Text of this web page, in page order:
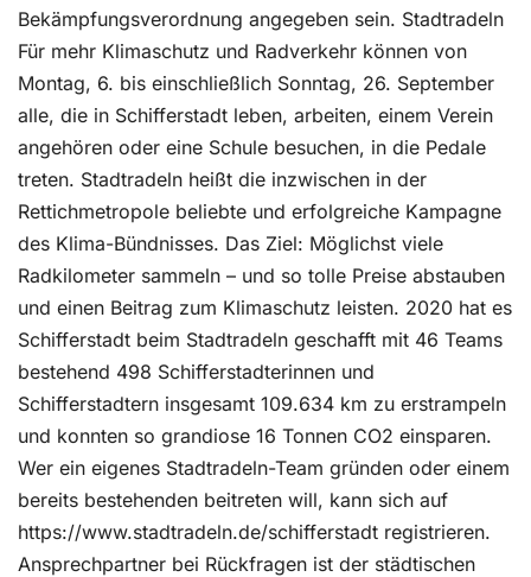
Bekämpfungsverordnung angegeben sein. Stadtradeln
Für mehr Klimaschutz und Radverkehr können von
Montag, 6. bis einschließlich Sonntag, 26. September
alle, die in Schifferstadt leben, arbeiten, einem Verein
angehören oder eine Schule besuchen, in die Pedale
treten. Stadtradeln heißt die inzwischen in der
Rettichmetropole beliebte und erfolgreiche Kampagne
des Klima-Bündnisses. Das Ziel: Möglichst viele
Radkilometer sammeln – und so tolle Preise abstauben
und einen Beitrag zum Klimaschutz leisten. 2020 hat es
Schifferstadt beim Stadtradeln geschafft mit 46 Teams
bestehend 498 Schifferstadterinnen und
Schifferstadtern insgesamt 109.634 km zu erstrampeln
und konnten so grandiose 16 Tonnen CO2 einsparen.
Wer ein eigenes Stadtradeln-Team gründen oder einem
bereits bestehenden beitreten will, kann sich auf
https://www.stadtradeln.de/schifferstadt registrieren.
Ansprechpartner bei Rückfragen ist der städtischen